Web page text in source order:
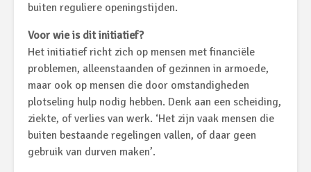
buiten reguliere openingstijden.
Voor wie is dit initiatief?
Het initiatief richt zich op mensen met financiële
problemen, alleenstaanden of gezinnen in armoede,
maar ook op mensen die door omstandigheden
plotseling hulp nodig hebben. Denk aan een scheiding,
ziekte, of verlies van werk. ‘Het zijn vaak mensen die
buiten bestaande regelingen vallen, of daar geen
gebruik van durven maken’.